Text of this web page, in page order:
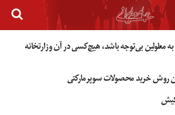
معلولین بی‌توجه باشد، هیچ‌کسی در آن وزارتخانه
روش خرید محصولات سوپرمارکتی